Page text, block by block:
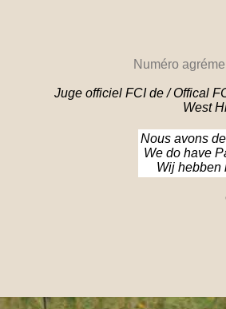
Numéro
Juge officiel FCI de / Offical
West
Nous avons
We do have
Wij hebben